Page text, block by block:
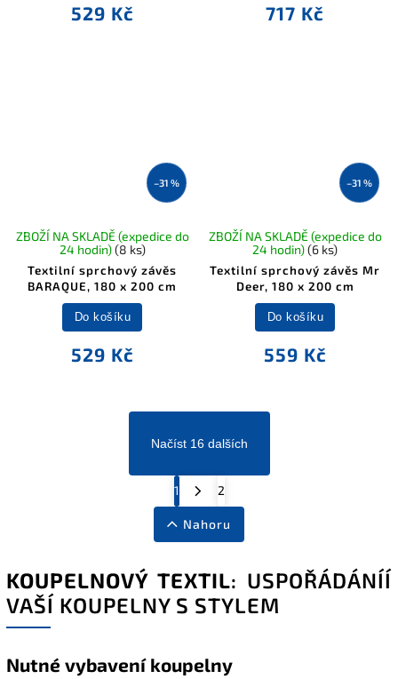
529 Kč 717 Kč
–31 %
Textilní sprchový závěs
BARAQUE, 180 x 200 cm
ZBOŽÍ NA SKLADĚ (expedice do
24 hodin)(8 ks)
529 Kč
Do košíku
–31 %
Textilní sprchový závěs Mr
Deer, 180 x 200 cm
ZBOŽÍ NA SKLADĚ (expedice do
24 hodin)(6 ks)
559 Kč
Do košíku
Načíst 16 dalších
1 2
Nahoru
KOUPELNOVÝ TEXTIL: USPOŘÁDÁNÍÍ
VAŠÍ KOUPELNY S STYLEM
Nutné vybavení koupelny